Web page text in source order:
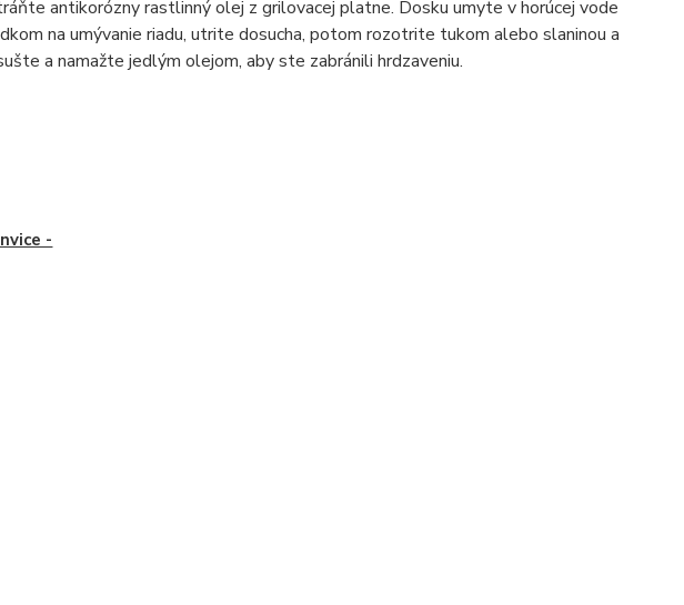
antikorózny rastlinný olej z grilovacej platne. Dosku umyte v horúcej vode
na umývanie riadu, utrite dosucha, potom rozotrite tukom alebo slaninou a
a namažte jedlým olejom, aby ste zabránili hrdzaveniu.
-